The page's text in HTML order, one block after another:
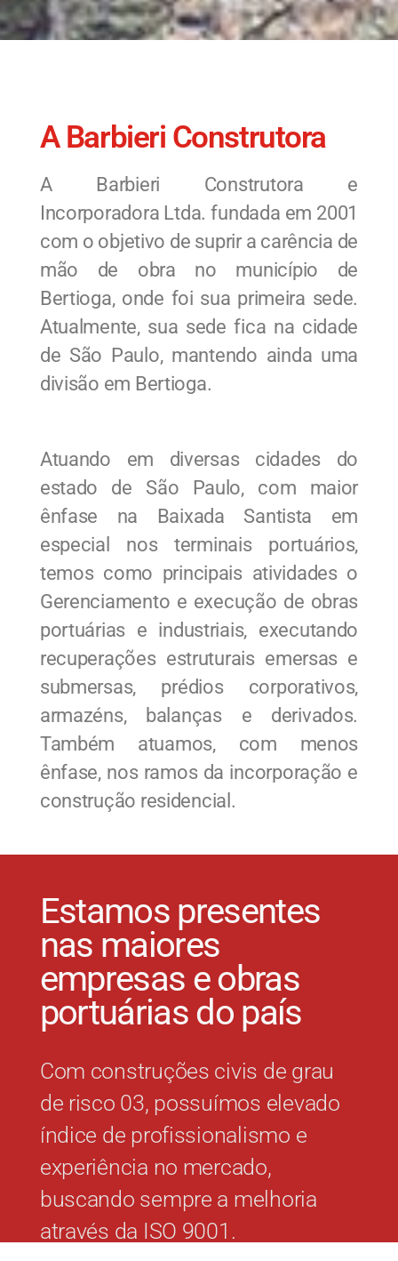
A Barbieri Construtora
A Barbieri Construtora e
Incorporadora Ltda. fundada em 2001
com o objetivo de suprir a carência de
mão de obra no município de
Bertioga, onde foi sua primeira sede.
Atualmente, sua sede fica na cidade
de São Paulo, mantendo ainda uma
divisão em Bertioga.
Atuando em diversas cidades do
estado de São Paulo, com maior
ênfase na Baixada Santista em
especial nos terminais portuários,
temos como principais atividades o
Gerenciamento e execução de obras
portuárias e industriais, executando
recuperações estruturais emersas e
submersas, prédios corporativos,
armazéns, balanças e derivados.
Também atuamos, com menos
ênfase, nos ramos da incorporação e
construção residencial.
Estamos presentes
nas maiores
empresas e obras
portuárias do país
Com construções civis de grau
de risco 03, possuímos elevado
índice de profissionalismo e
experiência no mercado,
buscando sempre a melhoria
através da ISO 9001.